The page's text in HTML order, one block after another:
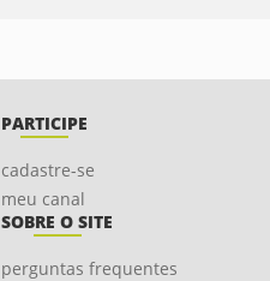
PARTICIPE
cadastre-se
meu canal
SOBRE O SITE
perguntas frequentes